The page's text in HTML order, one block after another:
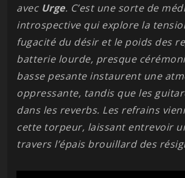
avec Urge. C’est une sorte de
introspective qui explore la
fugacité du désir et le poids des
batterie lourde, presque
basse pesante instaurent une
oppressante, tandis que les
dans les reverbs. Les refrains
cette torpeur, laissant entrevoir
travers l’épais brouillard des